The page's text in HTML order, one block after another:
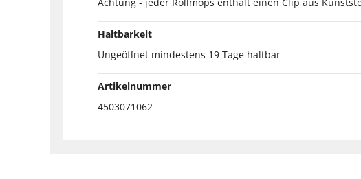
Haltbarkeit
Ungeöffnet mindestens 19 Tage haltbar
Artikelnummer
4503071062